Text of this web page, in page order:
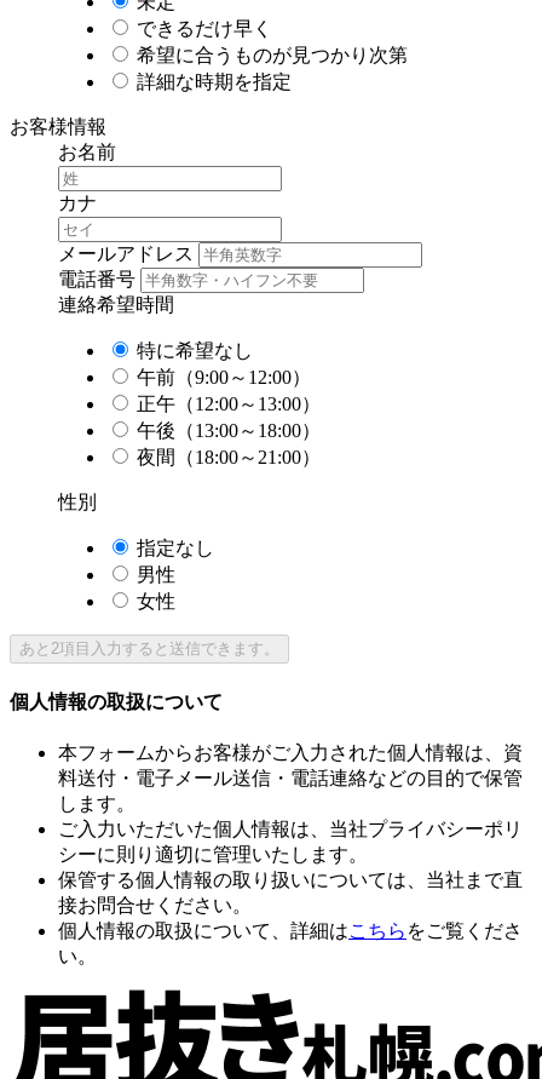
できるだけ早く
希望に合うものが見つかり次第
詳細な時期を指定
お客様情報
お名前
カナ
メールアドレス
電話番号
連絡希望時間
特に希望なし
午前（9:00～12:00）
正午（12:00～13:00）
午後（13:00～18:00）
夜間（18:00～21:00）
性別
指定なし
男性
女性
あと 2項目入力すると送信できます。
個人情報の取扱について
本フォームからお客様がご入力された個人情報は、資
料送付・電子メール送信・電話連絡などの目的で保管
します。
ご入力いただいた個人情報は、当社プライバシーポリ
シーに則り適切に管理いたします。
保管する個人情報の取り扱いについては、当社まで直
接お問合せください。
個人情報の取扱について、詳細はこちら をご覧くださ
い。